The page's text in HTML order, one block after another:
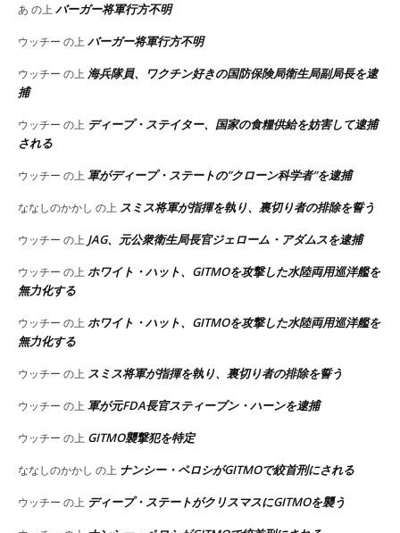
あ の上 バーガー将軍行方不明
ウッチー の上 バーガー将軍行方不明
ウッチー の上 海兵隊員、ワクチン好きの国防保険局衛生局副局長を逮
捕
ウッチー の上 ディープ・ステイター、国家の食糧供給を妨害して逮捕
される
ウッチー の上 軍がディープ・ステートの”クローン科学者”を逮捕
ななしのかかし の上 スミス将軍が指揮を執り、裏切り者の排除を誓う
ウッチー の上 JAG、元公衆衛生局長官ジェローム・アダムスを逮捕
ウッチー の上 ホワイト・ハット、GITMOを攻撃した水陸両用巡洋艦を
無力化する
ウッチー の上 ホワイト・ハット、GITMOを攻撃した水陸両用巡洋艦を
無力化する
ウッチー の上 スミス将軍が指揮を執り、裏切り者の排除を誓う
ウッチー の上 軍が元FDA長官スティーブン・ハーンを逮捕
ウッチー の上 GITMO襲撃犯を特定
ななしのかかし の上 ナンシー・ペロシがGITMOで絞首刑にされる
ウッチー の上 ディープ・ステートがクリスマスにGITMOを襲う